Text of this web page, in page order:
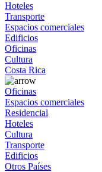
Hoteles
Transporte
Espacios comerciales
Edificios
Oficinas
Cultura
Costa Rica
Oficinas
Espacios comerciales
Residencial
Hoteles
Cultura
Transporte
Edificios
Otros Países